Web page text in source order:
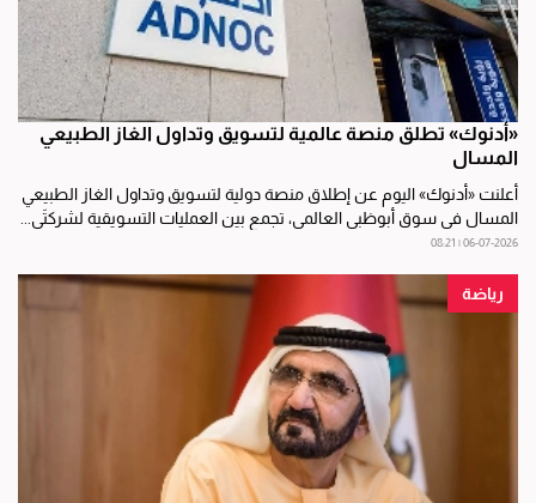
«أدنوك» تطلق منصة عالمية لتسويق وتداول الغاز الطبيعي
المسال
أعلنت «أدنوك» اليوم عن إطلاق منصة دولية لتسويق وتداول الغاز الطبيعي
المسال في سوق أبوظبي العالمي، تجمع بين العمليات التسويقية لشركتَي...
06-07-2026 | 08:21
رياضة